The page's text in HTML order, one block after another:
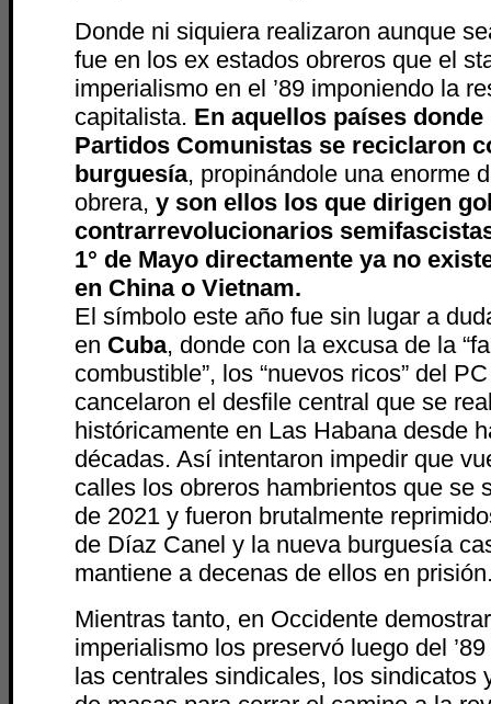
Donde ni siquiera realizaron aunque
fue en los ex estados obreros que el
imperialismo en el ’89 imponiendo la
capitalista. En aquellos países
Partidos Comunistas se reciclaron
burguesía, propinándole una enorme
obrera,y son ellos los que dirigen
contrarrevolucionarios
1° de Mayo directamente ya no
en China o Vietnam.
El símbolo este año fue sin lugar a
en Cuba, donde con la excusa de la
combustible”, los “nuevos ricos” del
cancelaron el desfile central que se
históricamente en Las Habana desde
décadas. Así intentaron impedir que
calles los obreros hambrientos que se
de 2021 y fueron brutalmente
de Díaz Canel y la nueva burguesía
mantiene a decenas de ellos en
Mientras tanto, en Occidente
imperialismo los preservó luego del
las centrales sindicales, los sindicatos